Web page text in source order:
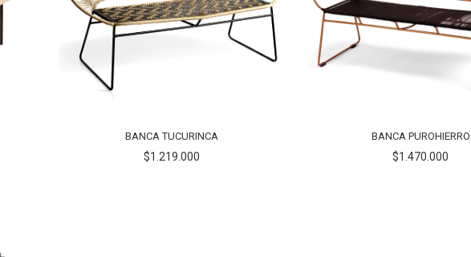
BANCA TUCURINCA
$1.219.000
BANCA PUROHIERRO
$1.470.000